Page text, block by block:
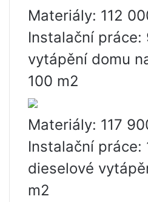
Materiály: 112
Instalační práce:
vytápění domu
100 m2
Materiály: 117
Instalační práce:
dieselové
m2